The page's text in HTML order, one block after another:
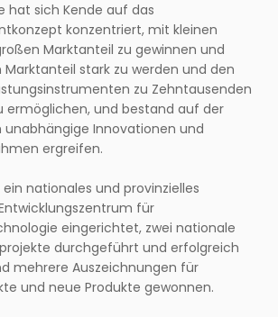
hat sich Kende auf das
konzentriert, mit kleinen
Marktanteil zu gewinnen und
stark zu werden und den
zu Zehntausenden
ermöglichen, und bestand auf der
unabhängige Innovationen und
ergreifen.
nationales und provinzielles
für
eingerichtet, zwei nationale
durchgeführt und erfolgreich
mehrere Auszeichnungen für
und neue Produkte gewonnen.